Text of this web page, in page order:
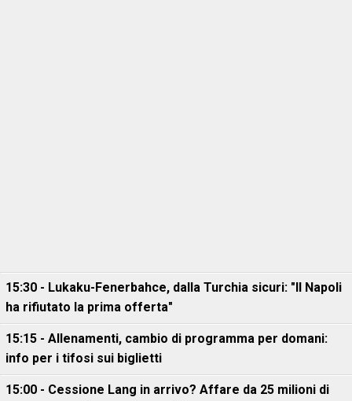
15:30 - Lukaku-Fenerbahce, dalla Turchia sicuri: "Il Napoli
ha rifiutato la prima offerta"
15:15 - Allenamenti, cambio di programma per domani:
info per i tifosi sui biglietti
15:00 - Cessione Lang in arrivo? Affare da 25 milioni di